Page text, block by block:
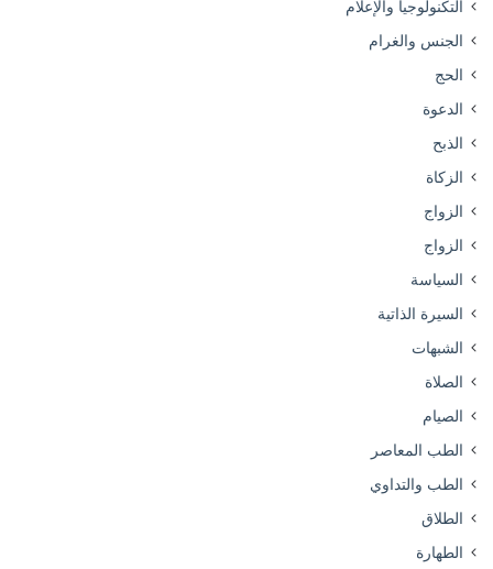
التكنولوجيا والإعلام
الجنس والغرام
الحج
الدعوة
الذبح
الزكاة
الزواج
الزواج
السياسة
السيرة الذاتية
الشبهات
الصلاة
الصيام
الطب المعاصر
الطب والتداوي
الطلاق
الطهارة